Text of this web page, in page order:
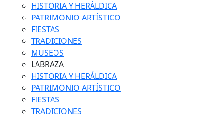
HISTORIA Y HERÁLDICA
PATRIMONIO ARTÍSTICO
FIESTAS
TRADICIONES
MUSEOS
LABRAZA
HISTORIA Y HERÁLDICA
PATRIMONIO ARTÍSTICO
FIESTAS
TRADICIONES